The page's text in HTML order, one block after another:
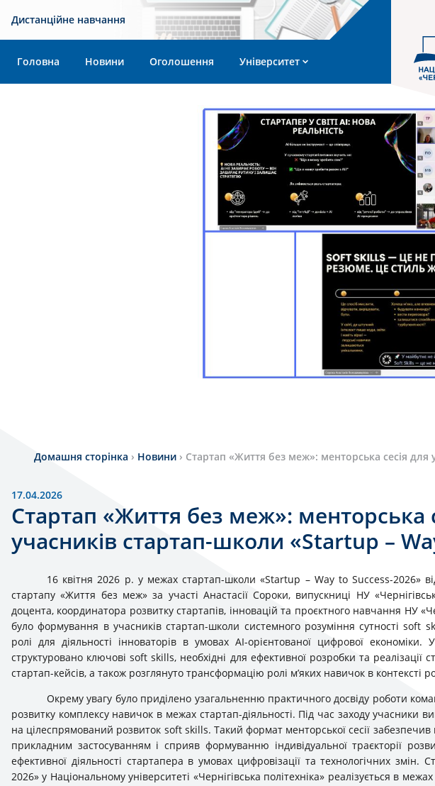
Дистанційне навчання
Головна Новини Оголошення Університет
Домашня сторінка › Новини › Стартап «Життя без меж»: менторська сесія
17.04.2026
Стартап «Життя без меж»: менторська
учасників стартап-школи «Startup –
16 квітня 2026 р. у межах стартап-школи «Startup – Way to Success-2026»
стартапу «Життя без меж» за участі Анастасії Сороки, випускниці НУ
доцента, координатора розвитку стартапів, інновацій та проєктного навчання НУ
було формування в учасників стартап-школи системного розуміння сутності soft
ролі для діяльності інноваторів в умовах AI-орієнтованої цифрової економіки.
структуровано ключові soft skills, необхідні для ефективної розробки та реалізації
стартап-кейсів, а також розглянуто трансформацію ролі м’яких навичок в контексті
Окрему увагу було приділено узагальненню практичного досвіду роботи
розвитку комплексу навичок в межах стартап-діяльності. Під час заходу учасники
на цілеспрямований розвиток soft skills. Такий формат менторської сесії
прикладним застосуванням і сприяв формуванню індивідуальної траєкторії
ефективної діяльності стартапера в умовах цифровізації та технологічних змін.
2026» у Національному університеті «Чернігівська політехніка» реалізується в